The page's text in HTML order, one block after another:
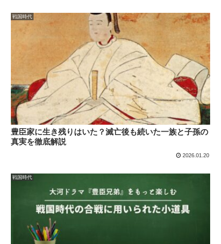
戦国時代
豊臣家に生き残りはいた？滅亡後も続いた一族と子孫の
真実を徹底解説
2026.01.20
戦国時代